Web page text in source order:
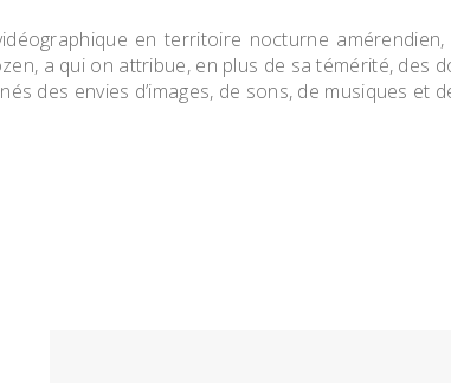
en territoire nocturne
a qui on attribue, en plus de sa témérité, des
des envies d’images, de sons, de musiques et